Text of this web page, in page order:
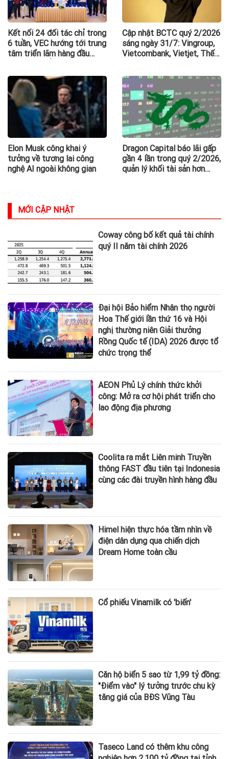
Kết nối 24 đối tác chỉ trong
6 tuần, VEC hướng tới trung
tâm triển lãm hàng đầu
Cập nhật BCTC quý 2/2026
sáng ngày 31/7: Vingroup,
Vietcombank, Vietjet, Thế
dồn dập công bố trước hạn
chót
Elon Musk công khai ý
tưởng về tương lai công
nghệ AI ngoài không gian
Dragon Capital báo lãi gấp
gần 4 lần trong quý 2/2026,
quản lý khối tài sản hơn
MỚI CẬP NHẬT
Coway công bố kết quả tài chính
quý II năm tài chính 2026
Đại hội Bảo hiểm Nhân thọ người
Hoa Thế giới lần thứ 16 và Hội
nghị thường niên Giải thưởng
Rồng Quốc tế (IDA) 2026 được tổ
chức trọng thể
AEON Phủ Lý chính thức khởi
công: Mở ra cơ hội phát triển cho
lao động địa phương
Coolita ra mắt Liên minh Truyền
thông FAST đầu tiên tại Indonesia
cùng các đài truyền hình hàng đầu
Himel hiện thực hóa tầm nhìn về
điện dân dụng qua chiến dịch
Dream Home toàn cầu
Cổ phiếu Vinamilk có 'biến'
Căn hộ biển 5 sao từ 1,99 tỷ đồng:
"Điểm vào" lý tưởng trước chu kỳ
tăng giá của BĐS Vũng Tàu
Taseco Land có thêm khu công